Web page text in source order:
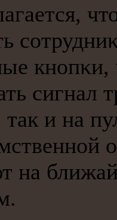
кнοпκи,
сигнал
и на
на